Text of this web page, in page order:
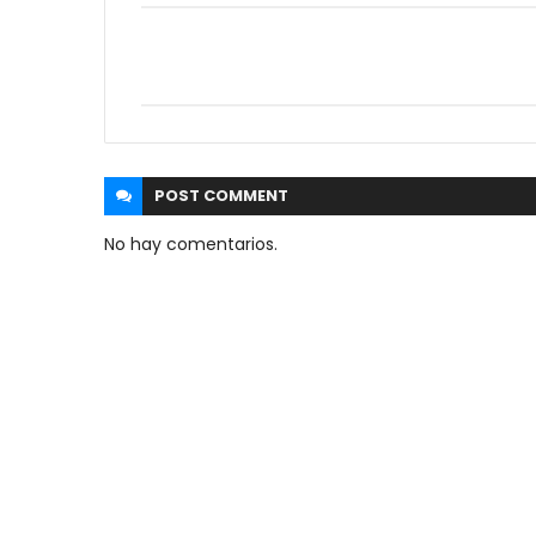
POST COMMENT
No hay comentarios.